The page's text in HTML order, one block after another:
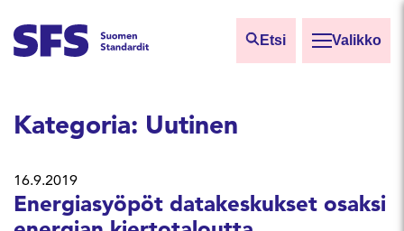
Etsi Valikko
Hae hakutermillä
Kategoria: Uutinen
16.9.2019
Energiasyöpöt datakeskukset osaksi